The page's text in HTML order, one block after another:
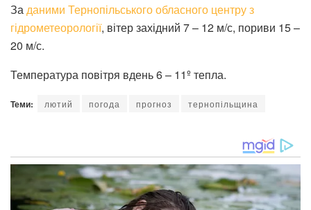
Заданими Тернопільського обласного центру з
гідрометеорології, вітер західний 7 – 12 м/с, пориви 15 –
20 м/с.
Температура повітря вдень 6 – 11º тепла.
Теми: лютий погода прогноз тернопільщина